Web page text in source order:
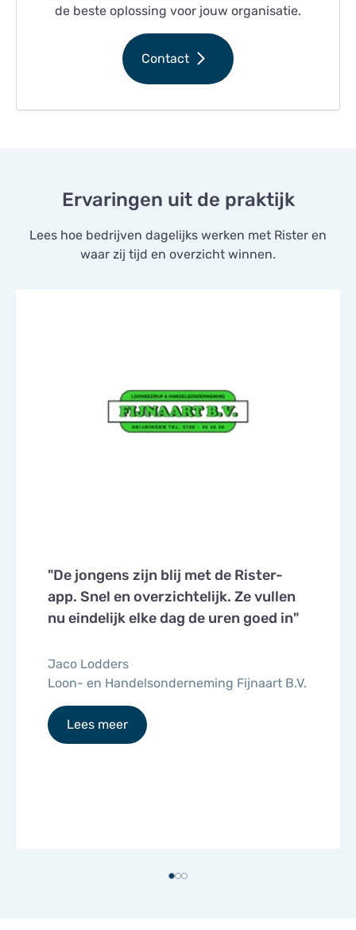
de beste oplossing voor jouw organisatie.
Contact
Ervaringen uit de praktijk
Lees hoe bedrijven dagelijks werken met Rister en
waar zij tijd en overzicht winnen.
"De jongens zijn blij met de Rister-
app. Snel en overzichtelijk. Ze vullen
nu eindelijk elke dag de uren goed in"
Jaco Lodders
Loon- en Handelsonderneming Fijnaart B.V.
Lees meer